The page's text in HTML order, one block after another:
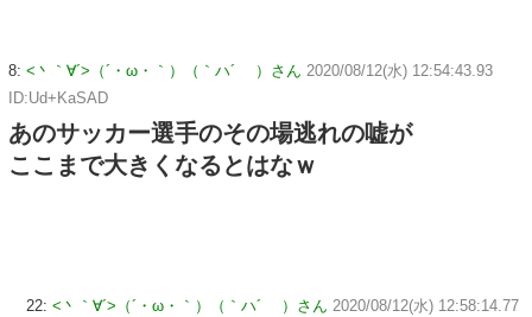
8: <丶｀∀´>（´・ω・｀）（｀ハ´ ）さん 2020/08/12(水) 12:54:43.93
ID:Ud+KaSAD
あのサッカー選手のその場逃れの嘘が
ここまで大きくなるとはなｗ
22: <丶｀∀´>（´・ω・｀）（｀ハ´ ）さん 2020/08/12(水) 12:58:14.77